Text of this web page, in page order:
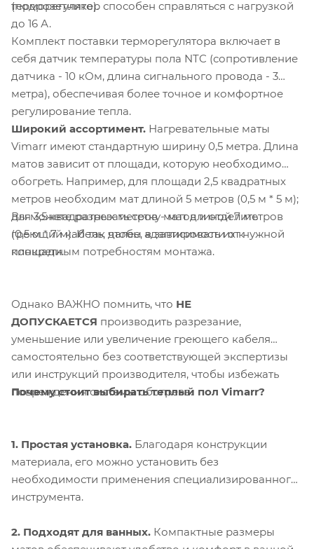
терморегулятор способен справляться с нагрузкой
до 16 А.
(подрозетнике).
Комплект поставки терморегулятора включает в
себя датчик температуры пола NTC (сопротивление
датчика - 10 кОм, длина сигнального провода - 3
метра), обеспечивая более точное и комфортное
регулирование тепла.
Широкий ассортимент. Нагревательные маты
Vimarr имеют стандартную ширину 0,5 метра. Длина
матов зависит от площади, которую необходимо
обогреть. Например, для площади 2,5 квадратных
метров необходим мат длиной 5 метров (0,5 м * 5 м);
для 3,5 квадратных метров - мат длиной 7 метров
(0,5 м * 7 м). И так далее, в зависимости от нужной
площади.
Вы можете разрезать сетку матов и отделить
греющий кабель, чтобы адаптировать их к
конкретным потребностям монтажа.
Однако ВАЖНО помнить, что НЕ
ДОПУСКАЕТСЯ производить разрезание,
уменьшение или увеличение греющего кабеля
самостоятельно без соответствующей экспертизы
или инструкций производителя, чтобы избежать
повреждения системы обогрева.
Почему стоит выбирать теплый пол Vimarr?
1. Простая установка. Благодаря конструкции
материала, его можно установить без
необходимости применения специализированного
инструмента.
2. Подходят для ванных. Компактные размеры